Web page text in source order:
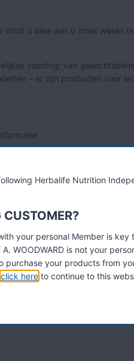
u alles wat u moet weten
voeding; van
– er zijn producten voor
meer informatie.
Herbalife Nutrition
CUSTOMER?
your personal Member is key
WOODWARD is not your
purchase your products from
click here to continue to this